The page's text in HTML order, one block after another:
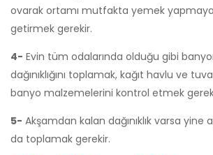
ovarak ortamı mutfakta yemek
getirmek gerekir.
4- Evin tüm odalarında olduğu gibi
dağınıklığını toplamak, kağıt havlu ve
banyo malzemelerini kontrol etmek
5- Akşamdan kalan dağınıklık varsa yine
da toplamak gerekir.